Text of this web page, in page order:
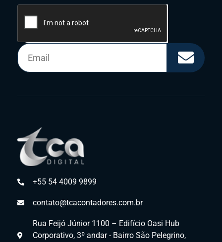
+55 54 4009 9899
contato@tcacontadores.com.br
Rua Feijó Júnior 1100 – Edifício Oasi Hub
Corporativo, 3º andar - Bairro São Pelegrino,